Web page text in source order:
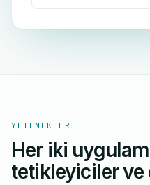
YETENEKLER
Her iki
tetikleyiciler ve